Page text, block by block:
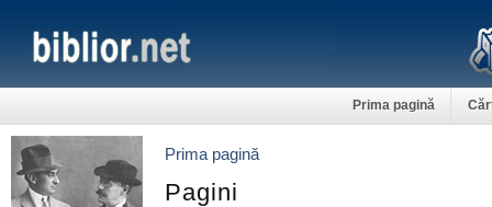
Prima pagină
Prima pagină
Pagini